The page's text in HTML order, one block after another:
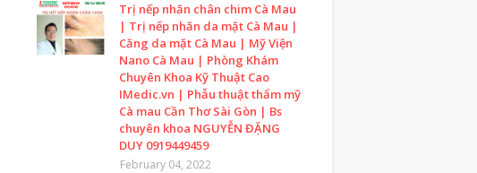
Trị nếp nhăn chân chim Cà Mau
| Trị nếp nhăn da mặt Cà Mau |
Căng da mặt Cà Mau | Mỹ Viện
Nano Cà Mau | Phòng Khám
Chuyên Khoa Kỹ Thuật Cao
IMedic.vn | Phẫu thuật thẩm mỹ
Cà mau Cần Thơ Sài Gòn | Bs
chuyên khoa NGUYỄN ĐẶNG
DUY 0919449459
February 04, 2022